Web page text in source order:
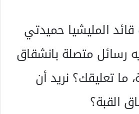
المليشيا حميدتي
رسائل متصلة بانشقاق
ما تعليقك؟ نريد أن
القبة؟